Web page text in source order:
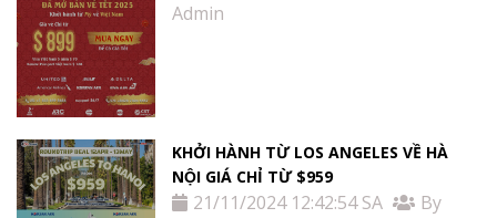
Admin
KHỞI HÀNH TỪ LOS ANGELES VỀ HÀ
NỘI GIÁ CHỈ TỪ $959
21/11/2024 12:42:54 SA
By